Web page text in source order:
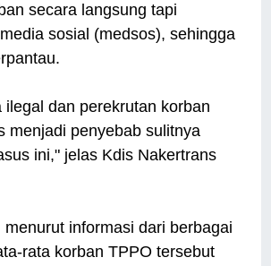
secara langsung tapi
sosial (medsos), sehingga
ilegal dan perekrutan korban
menjadi penyebab sulitnya
ini," jelas Kdis Nakertrans
menurut informasi dari berbagai
rata korban TPPO tersebut